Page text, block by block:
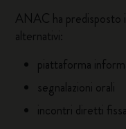
ANAC ha predisposto
alternativi:
piattaforma
segnalazioni orali
incontri diretti